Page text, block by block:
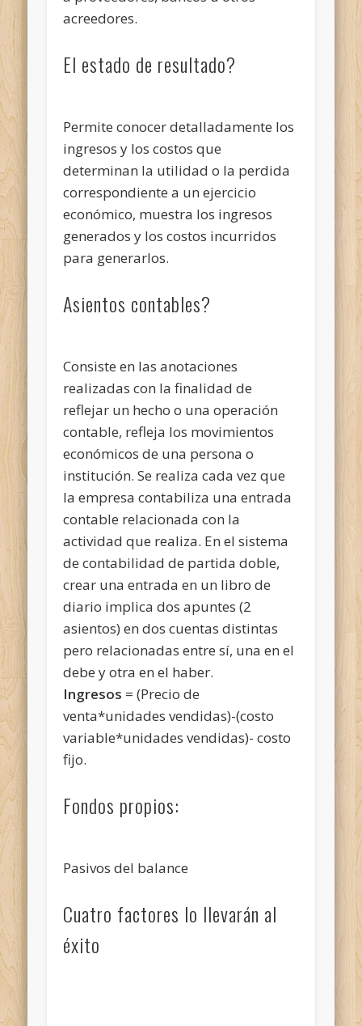
acreedores.
El estado de resultado?
Permite conocer detalladamente los
ingresos y los costos que
determinan la utilidad o la perdida
correspondiente a un ejercicio
económico, muestra los ingresos
generados y los costos incurridos
para generarlos.
Asientos contables?
Consiste en las anotaciones
realizadas con la finalidad de
reflejar un hecho o una operación
contable, refleja los movimientos
económicos de una persona o
institución. Se realiza cada vez que
la empresa contabiliza una entrada
contable relacionada con la
actividad que realiza. En el sistema
de contabilidad de partida doble,
crear una entrada en un libro de
diario implica dos apuntes (2
asientos) en dos cuentas distintas
pero relacionadas entre sí, una en el
debe y otra en el haber.
Ingresos = (Precio de
venta*unidades vendidas)-(costo
variable*unidades vendidas)- costo
fijo.
Fondos propios:
Pasivos del balance
Cuatro factores lo llevarán al
éxito